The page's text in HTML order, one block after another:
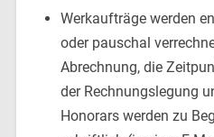
Werkaufträge werden
oder pauschal
Abrechnung, die
der Rechnungslegung
Honorars werden zu